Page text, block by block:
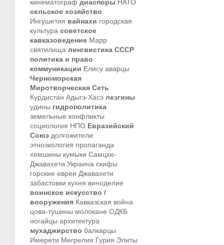
кинематограф диаспоры НАТО
сельское хозяйство
Ингушетия вайнахи городская
культура советское
кавказоведение Марр
святилища лингвистика СССР
политика и право
коммуникации Елису аварцы
Черноморская
Миротворческая Сеть
Курдистан Адыгэ-Хасэ лезгины
удины гидрополитика
земельные конфликты
социология НПО Евразийский
Союз долгожители
этноэкология пропаганда
хемшины кумыки Самцхе-
Джавахети Украина скифы
горские евреи Джавахети
забастовки кухня виноделие
воинское искусство /
вооружения Кавказская война
цова-тушины молокане ОДКБ
ногайцы архитектура
мухаджирство балкарцы
Имерети Мегрелия Гурия Элиты